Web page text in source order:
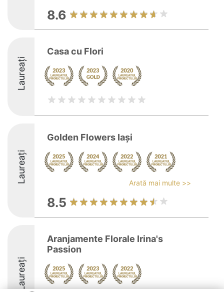
8.6
Laureați
Casa cu Flori
Laureați
Golden Flowers Iași
Arată mai multe >>
8.5
Laureați
Aranjamente Florale Irina's
Passion